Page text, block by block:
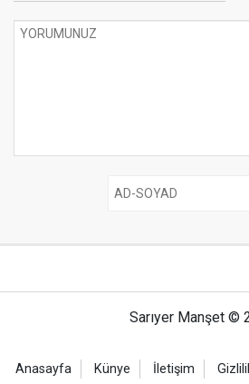
Sarıyer Manşet ©
Anasayfa Künye İletişim